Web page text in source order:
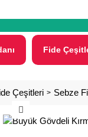
Fide
Çeşitleri Sebze